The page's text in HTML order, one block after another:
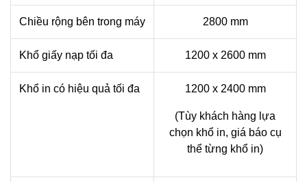
Chiều rộng bên trong máy 2800 mm
Khổ giấy nạp tối đa 1200 x 2600 mm
Khổ in có hiệu quả tối đa 1200 x 2400 mm
(Tùy khách hàng lựa
chọn khổ in, giá báo cụ
thể từng khổ in)